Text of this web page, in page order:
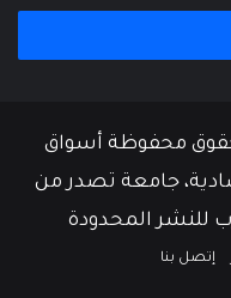
جميع الحقوق محفوظة أسواق
جامعة تصدر من
للنشر المحدودة
إتصل بنا